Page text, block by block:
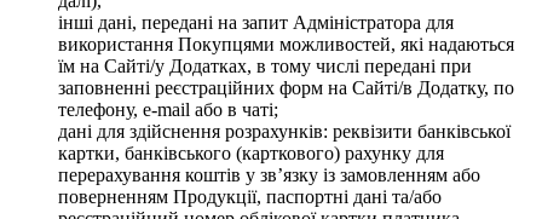
інші дані, передані на запит Адміністратора для
використання Покупцями можливостей, які надаються
їм на Сайті/у Додатках, в тому числі передані при
заповненні реєстраційних форм на Сайті/в Додатку, по
телефону, e-mail або в чаті;
дані для здійснення розрахунків: реквізити банківської
картки, банківського (карткового) рахунку для
перерахування коштів у зв’язку із замовленням або
поверненням Продукції, паспортні дані та/або